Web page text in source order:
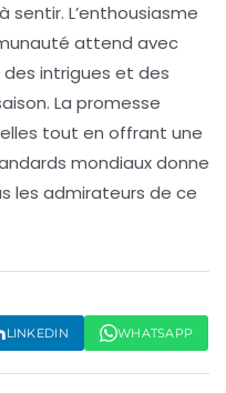
sentir. L’enthousiasme
attend avec
intrigues et des
La promesse
tout en offrant une
mondiaux donne
les admirateurs de ce
LINKEDIN WHATSAPP